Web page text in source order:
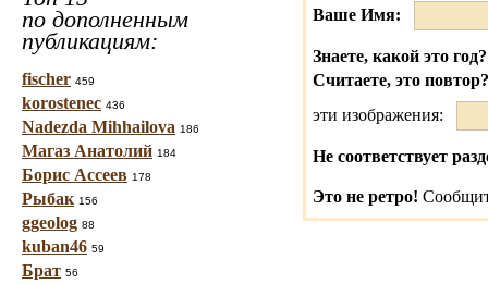
по дополненным
публикациям:
fischer 459
korostenec 436
Nadezda Mihhailova 186
Магаз Анатолий 184
Борис Ассеев 178
Рыбак 156
ggeolog 88
kuban46 59
Брат 56
Ваше Имя:
Знаете, какой это год?
Считаете, это повтор?
эти изображения:
Не соответствует
Это не ретро!